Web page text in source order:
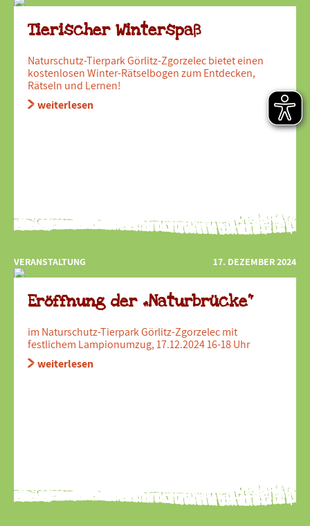
Tierischer Winterspaß
Naturschutz-Tierpark Görlitz-Zgorzelec bietet einen
kostenlosen Winter-Rätselbogen zum Entdecken,
Rätseln und Lernen!
weiterlesen
VERANSTALTUNG 17. DEZEMBER 2024
Eröffnung der „Naturbrücke“
im Naturschutz-Tierpark Görlitz-Zgorzelec mit
festlichem Lampionumzug, 17.12.2024 16-18 Uhr
weiterlesen